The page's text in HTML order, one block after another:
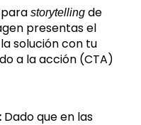
parastorytelling de
presentas el
solución con tu
a la acción (CTA)
Dado que en las